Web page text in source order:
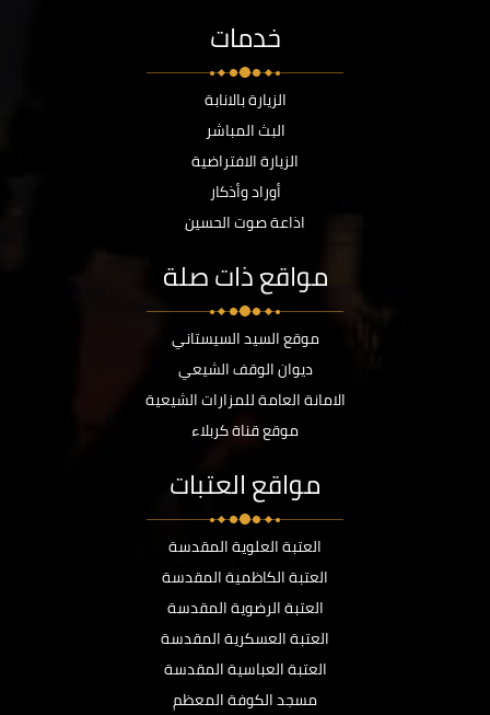
خدمات
الزيارة بالانابة
البث المباشر
الزيارة الافتراضية
أوراد وأذكار
اذاعة صوت الحسين
مواقع ذات صلة
موقع السيد السيستاني
ديوان الوقف الشيعي
الامانة العامة للمزارات الشيعية
موقع قناة كربلاء
مواقع العتبات
العتبة العلوية المقدسة
العتبة الكاظمية المقدسة
العتبة الرضوية المقدسة
العتبة العسكرية المقدسة
العتبة العباسية المقدسة
مسجد الكوفة المعظم